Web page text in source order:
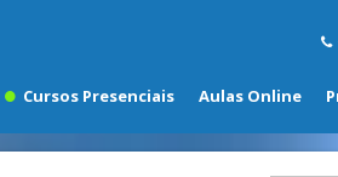
Cursos Presenciais Aulas Online